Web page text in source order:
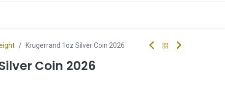
Krugerrand 1oz Silver Coin 2026
Coin 2026